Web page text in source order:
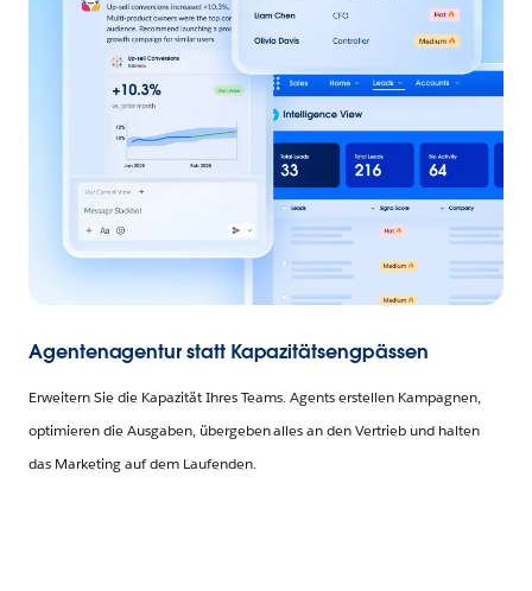
Agentenagentur statt Kapazitätsengpässen
Erweitern Sie die Kapazität Ihres Teams. Agents erstellen Kampagnen,
optimieren die Ausgaben, übergeben alles an den Vertrieb und halten
das Marketing auf dem Laufenden.